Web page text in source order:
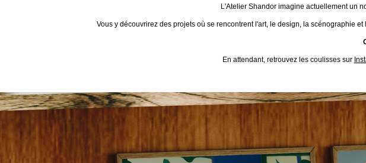
L'Atelier Shandor imagine actuellement un
Vous y découvrirez des projets où se rencontrent l'art, le design, la scénographie
En attendant, retrouvez les coulisses sur